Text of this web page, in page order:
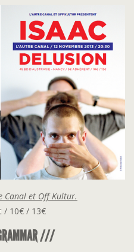
Canal et Off Kultur.
/ 10€ / 13€
///